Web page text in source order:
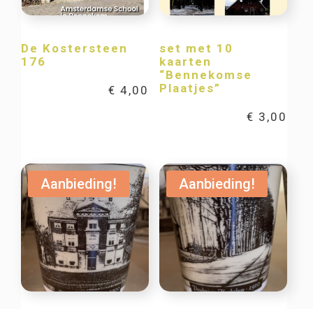
De Kostersteen
176
€ 4,00
set met 10
kaarten
“Bennekomse
Plaatjes”
€ 3,00
Aanbieding! Aanbieding!